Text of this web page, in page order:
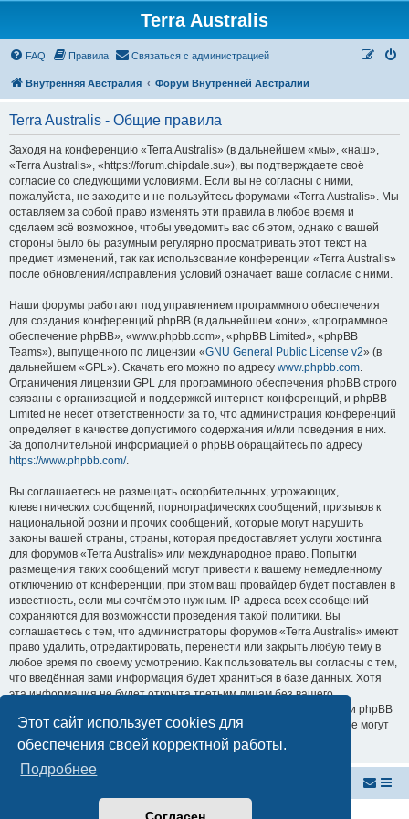
Этот сайт использует cookies для
обеспечения своей корректной работы.
Подробнее
Terra Australis
FAQ Правила Связаться с администрацией
Внутренняя Австралия Форум Внутренней Австралии
Terra Australis - Общие правила
Заходя на конференцию «Terra Australis» (в дальнейшем «мы», «наш»,
«Terra Australis», «https://forum.chipdale.su»), вы подтверждаете своё
согласие со следующими условиями. Если вы не согласны с ними,
пожалуйста, не заходите и не пользуйтесь форумами «Terra Australis». Мы
оставляем за собой право изменять эти правила в любое время и
сделаем всё возможное, чтобы уведомить вас об этом, однако с вашей
стороны было бы разумным регулярно просматривать этот текст на
предмет изменений, так как использование конференции «Terra Australis»
после обновления/исправления условий означает ваше согласие с ними.
Наши форумы работают под управлением программного обеспечения
для создания конференций phpBB (в дальнейшем «они», «программное
обеспечение phpBB», «www.phpbb.com», «phpBB Limited», «phpBB
Teams»), выпущенного по лицензии «GNU General Public License v2» (в
дальнейшем «GPL»). Скачать его можно по адресу www.phpbb.com.
Ограничения лицензии GPL для программного обеспечения phpBB строго
связаны с организацией и поддержкой интернет-конференций, и phpBB
Limited не несёт ответственности за то, что администрация конференций
определяет в качестве допустимого содержания и/или поведения в них.
За дополнительной информацией о phpBB обращайтесь по адресу
https://www.phpbb.com/.
Вы соглашаетесь не размещать оскорбительных, угрожающих,
клеветнических сообщений, порнографических сообщений, призывов к
национальной розни и прочих сообщений, которые могут нарушить
законы вашей страны, страны, которая предоставляет услуги хостинга
для форумов «Terra Australis» или международное право. Попытки
размещения таких сообщений могут привести к вашему немедленному
отключению от конференции, при этом ваш провайдер будет поставлен в
известность, если мы сочтём это нужным. IP-адреса всех сообщений
сохраняются для возможности проведения такой политики. Вы
соглашаетесь с тем, что администраторы форумов «Terra Australis» имеют
право удалить, отредактировать, перенести или закрыть любую тему в
любое время по своему усмотрению. Как пользователь вы согласны с тем,
что введённая вами информация будет храниться в базе данных. Хотя
эта информация не будет открыта третьим лицам без вашего
разрешения, ни администрация конференции «Terra Australis», ни phpBB
Limited не может быть ответственна за действия хакеров, которые могут
привести к несанкционированному доступу к ней.
Создано на основеphpBB® Forum Software © phpBB Limited